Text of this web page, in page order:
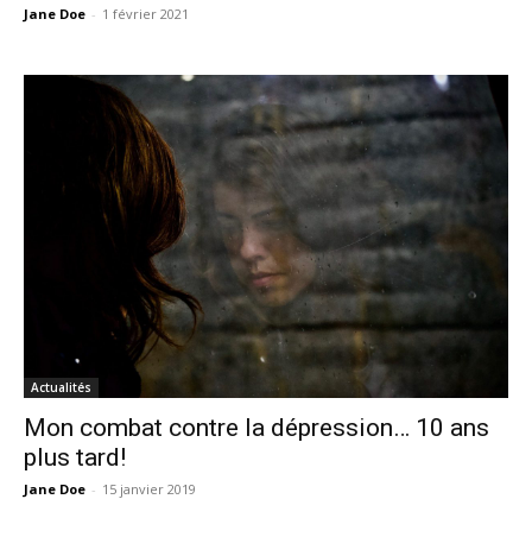
Jane Doe - 1 février 2021
Actualités
Mon combat contre la dépression… 10 ans
plus tard!
Jane Doe - 15 janvier 2019